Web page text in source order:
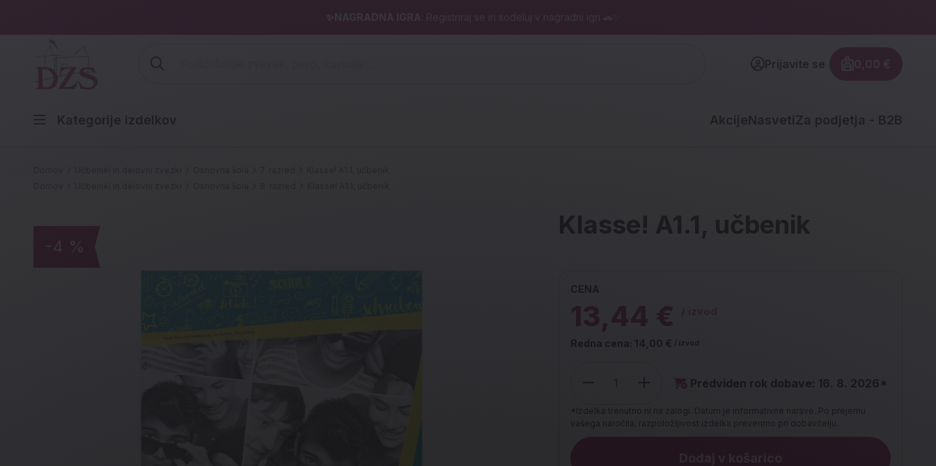
✨NAGRADNA IGRA : Registriraj se in sodeluj v nagradni igri 🚗✨
Prijavite se
Znesek
0,00 €
Kategorije izdelkov AkcijeNasveti Za podjetja - B2B
-4 %
Klasse! A1.1, učbenik
CENA
13,44 €
Redna cena: 14,00 € / izvod
Predviden rok dobave: 16. 8. 2026*
*Izdelka trenutno ni na zalogi. Datum je informativne narave. Po prejemu
vašega naročila, razpoložljivost izdelka preverimo pri dobavitelju.
Dodaj v košarico